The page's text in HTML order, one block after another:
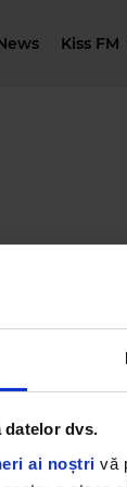
datelor dvs.
ai noștri vă
Kiss FM